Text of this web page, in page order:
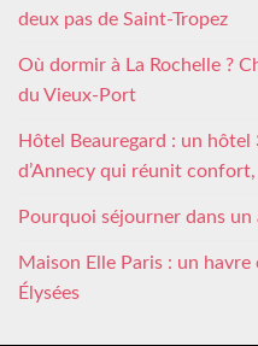
deux pas de Saint-Tropez
Où dormir à La Rochelle ?
du Vieux-Port
Hôtel Beauregard : un
d’Annecy qui réunit
Pourquoi séjourner dans
Maison Elle Paris : un
Élysées